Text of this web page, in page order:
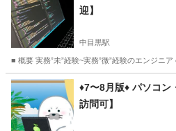
迎】
中目黒駅
■ 概要 実務”未”経験~実務”微”経験のエンジニ
東京 渋谷区 中目黒駅 プログラミ
♦️7〜8月版♦️ パソコン・スマホのサポート 【首都圏
訪問可】